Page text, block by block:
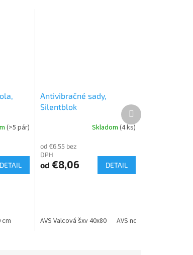
max. 70kg/noha
(>5 pár)
DETAIL
cm
Antivibračné sady,
Silentblok
Skladom (4 ks)
od €6,55 bez
DPH
od €8,06 DETAIL
AVS Valcová šxv 40x80 AVS nožičky šxv 48x70
Ďalší
produkt